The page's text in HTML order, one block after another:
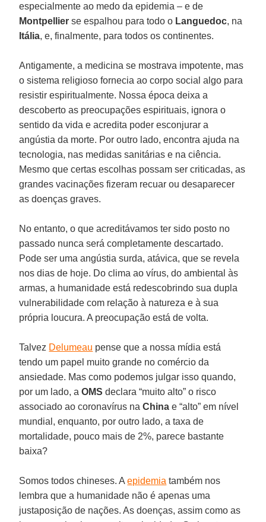
especialmente ao medo da epidemia – e de
Montpellier se espalhou para todo o Languedoc, na
Itália, e, finalmente, para todos os continentes.
Antigamente, a medicina se mostrava impotente, mas
o sistema religioso fornecia ao corpo social algo para
resistir espiritualmente. Nossa época deixa a
descoberto as preocupações espirituais, ignora o
sentido da vida e acredita poder esconjurar a
angústia da morte. Por outro lado, encontra ajuda na
tecnologia, nas medidas sanitárias e na ciência.
Mesmo que certas escolhas possam ser criticadas, as
grandes vacinações fizeram recuar ou desaparecer
as doenças graves.
No entanto, o que acreditávamos ter sido posto no
passado nunca será completamente descartado.
Pode ser uma angústia surda, atávica, que se revela
nos dias de hoje. Do clima ao vírus, do ambiental às
armas, a humanidade está redescobrindo sua dupla
vulnerabilidade com relação à natureza e à sua
própria loucura. A preocupação está de volta.
Talvez Delumeau pense que a nossa mídia está
tendo um papel muito grande no comércio da
ansiedade. Mas como podemos julgar isso quando,
por um lado, aOMS declara “muito alto” o risco
associado ao coronavírus naChina e “alto” em nível
mundial, enquanto, por outro lado, a taxa de
mortalidade, pouco mais de 2%, parece bastante
baixa?
Somos todos chineses. Aepidemia também nos
lembra que a humanidade não é apenas uma
justaposição de nações. As doenças, assim como as